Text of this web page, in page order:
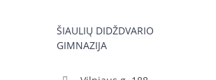
ŠIAULIŲ DIDŽDVARIO
GIMNAZIJA